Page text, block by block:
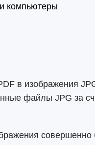
компьютеры
в изображения
файлы JPG за
совершенно